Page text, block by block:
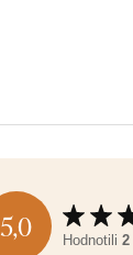
5,0 Hodnotili 2